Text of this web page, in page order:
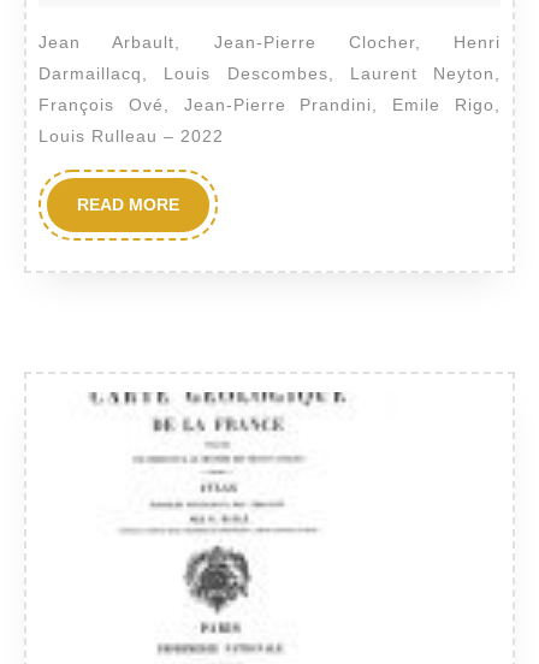
Pays
des
Pierres
Dorées
–
Exploitation,
Jean Arbault, Jean-Pierre Clocher, Henri
Darmaillacq, Louis Descombes, Laurent Neyton,
François Ové, Jean-Pierre Prandini, Emile Rigo,
Louis Rulleau – 2022
READ MOREREAD
MORE